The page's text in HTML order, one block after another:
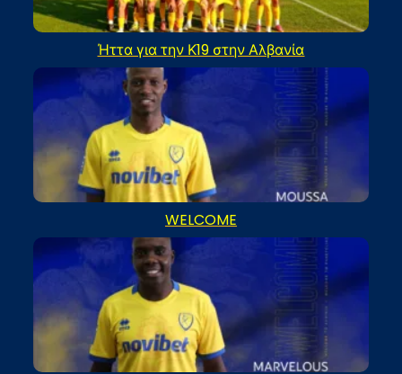
Ήττα για την Κ19 στην Αλβανία
WELCOME